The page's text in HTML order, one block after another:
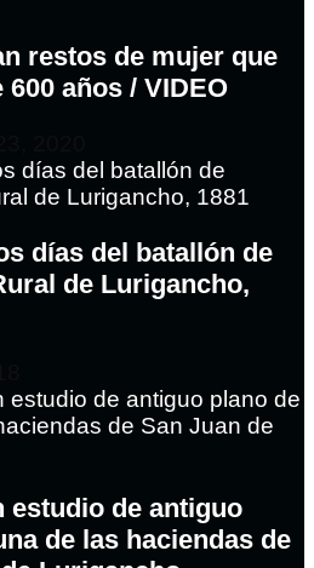
restos de mujer que
años / VIDEO
días del batallón de
de Lurigancho,
estudio de antiguo
de las haciendas de